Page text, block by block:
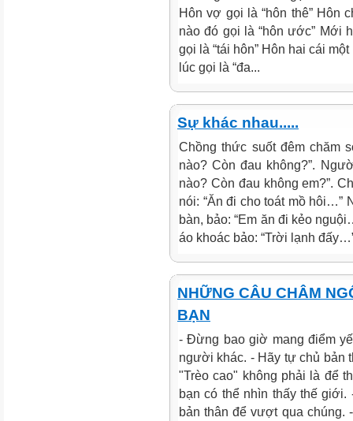
Hôn vợ gọi là “hôn thê” Hôn
nào đó gọi là “hôn ước” Mới
gọi là “tái hôn” Hôn hai cái
lúc gọi là “đa...
Sự khác nhau.....
Chồng thức suốt đêm chăm
nào? Còn đau không?”.
nào? Còn đau không em?”.
nói: “Ăn đi cho toát mồ hôi…”
bàn, bảo: “Em ăn đi kẻo
áo khoác bảo: “Trời lạnh
NHỮNG CÂU CHÂM
BẠN
- Đừng bao giờ mang điểm
người khác. - Hãy tự chủ bản
"Trèo cao" không phải là để
bạn có thể nhìn thấy thế
bản thân để vượt qua chúng.